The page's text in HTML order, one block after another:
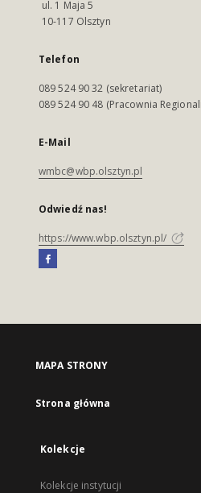
ul. 1 Maja 5
10-117 Olsztyn
Telefon
089 524 90 32 (sekretariat)
089 524 90 48 (Pracownia
E-Mail
wmbc@wbp.olsztyn.pl
Odwiedź nas!
https://www.wbp.olsztyn.pl/
MAPA STRONY
Strona główna
Kolekcje
Kolekcje instytucji